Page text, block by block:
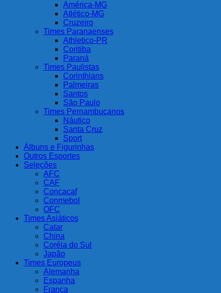
América-MG
Atlético-MG
Cruzeiro
Times Paranaenses
Athletico-PR
Coritiba
Paraná
Times Paulistas
Corinthians
Palmeiras
Santos
São Paulo
Times Pernambucanos
Náutico
Santa Cruz
Sport
Álbuns e Figurinhas
Outros Esportes
Seleções
AFC
CAF
Concacaf
Conmebol
OFC
Times Asiáticos
Catar
China
Coréia do Sul
Japão
Times Europeus
Alemanha
Espanha
França